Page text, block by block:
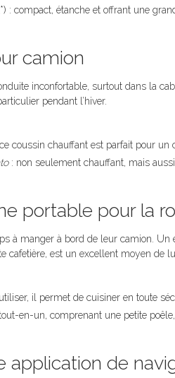
: compact, étanche et offrant une
camion
inconfortable, surtout dans la
pendant l’hiver.
coussin chauffant est parfait pour un
: non seulement chauffant, mais
portable pour la
à manger à bord de leur camion.
cafetière, est un excellent moyen de
il permet de cuisiner en toute
en-un, comprenant une petite
application de